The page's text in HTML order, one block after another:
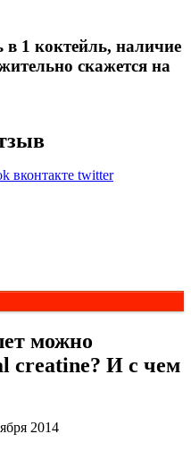
1 коктейль, наличие
скажется на
вконтакте twitter
можно
creatine? И с чем
2014